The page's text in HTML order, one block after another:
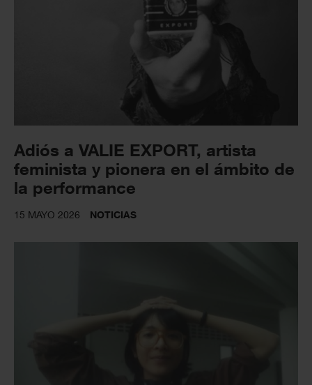
Adiós a VALIE EXPORT, artista
feminista y pionera en el ámbito de
la performance
15 MAYO 2026 NOTICIAS